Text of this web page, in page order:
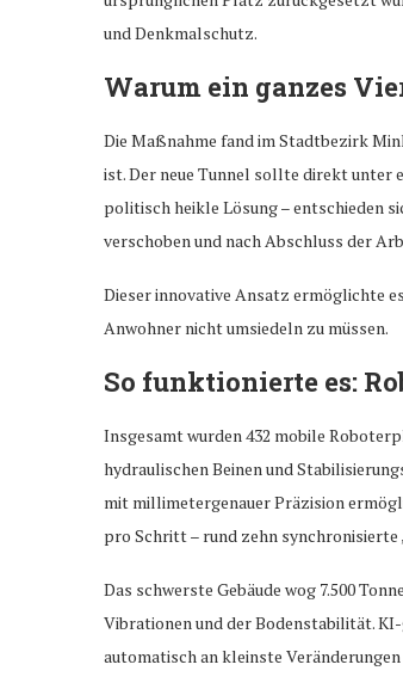
und Denkmalschutz.
Warum ein ganzes
Die Maßnahme fand im Stadtbezirk
ist. Der neue Tunnel sollte direkt unter
politisch heikle Lösung – entschieden
verschoben und nach Abschluss der
Dieser innovative Ansatz ermöglichte
Anwohner nicht umsiedeln zu müssen.
So funktionierte es:
Insgesamt wurden 432 mobile
hydraulischen Beinen und
mit millimetergenauer Präzision
pro Schritt – rund zehn synchronisierte
Das schwerste Gebäude wog 7.500
Vibrationen und der Bodenstabilität.
automatisch an kleinste